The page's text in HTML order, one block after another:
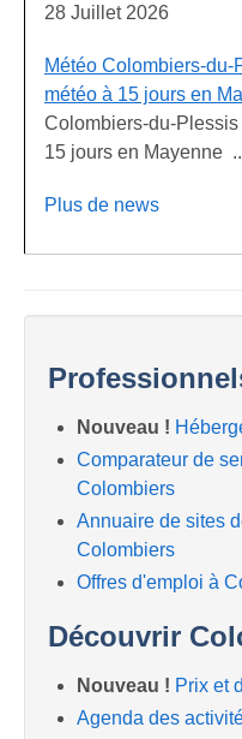
28 Juillet 2026
Météo Colombiers-
météo à 15 jours en
Colombiers-du-
15 jours en Mayenne
Plus de news
Nouveau !
Comparateur de
Colombiers
Annuaire de sites
Colombiers
Offres d'emploi à
Découvrir
Nouveau ! Prix et
Agenda des